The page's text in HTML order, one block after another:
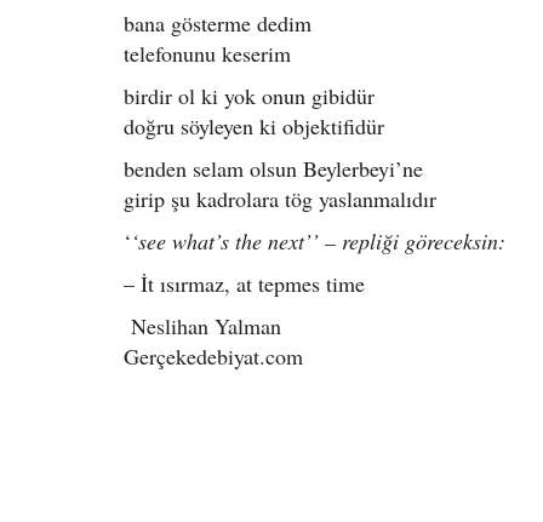
bana gösterme dedim
telefonunu keserim
birdir ol ki yok onun gibidür
doğru söyleyen ki objektifidür
benden selam olsun Beylerbeyi’ne
girip şu kadrolara tög yaslanmalıdır
‘‘see what’s the next’’ – repliği göreceksin:
– İt ısırmaz, at tepmes time
Neslihan Yalman
Gerçekedebiyat.com